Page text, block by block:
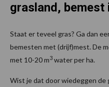
grasland, bemest
Staat er teveel gras? Ga dan
bemesten met (drijf)mest. De
met 10-20 m3 water per ha.
Wist je dat door wiedeggen de